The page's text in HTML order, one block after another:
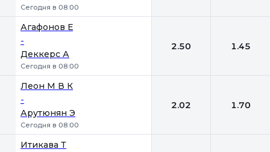
Сегодня в 08:00
Агафонов Е
-
Деккерс А
Сегодня в 08:00
2.50 1.45
Леон М В К
-
Арутюнян Э
Сегодня в 08:00
2.02 1.70
Итикава Т